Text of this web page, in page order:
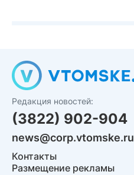
Редакция новостей:
(3822) 902-904
news@corp.vtomske.ru
Контакты
Размещение рекламы